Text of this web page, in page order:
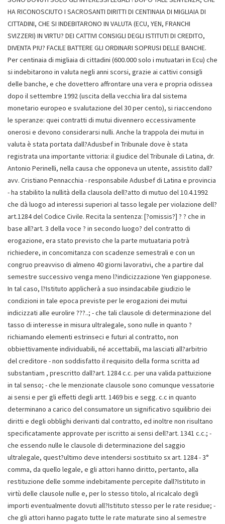
HA RICONOSCIUTO I SACROSANTI DIRITTI DI CENTINAIA DI MIGLIAIA DI
CITTADINI, CHE SI INDEBITARONO IN VALUTA (ECU, YEN, FRANCHI
SVIZZERI) IN VIRTU? DEI CATTIVI CONSIGLI DEGLI ISTITUTI DI CREDITO,
DIVENTA PIU? FACILE BATTERE GLI ORDINARI SOPRUSI DELLE BANCHE.
Per centinaia di migliaia di cittadini (600.000 solo i mutuatari in Ecu) che
si indebitarono in valuta negli anni scorsi, grazie ai cattivi consigli
delle banche, e che dovettero affrontare una vera e propria odissea
dopo il settembre 1992 (uscita della vecchia lira dal sistema
monetario europeo e svalutazione del 30 per cento), si riaccendono
le speranze: quei contratti di mutui divennero eccessivamente
onerosi e devono considerarsi nulli. Anche la trappola dei mutui in
valuta è stata portata dall?Adusbef in Tribunale dove è stata
registrata una importante vittoria: il giudice del Tribunale di Latina, dr.
Antonio Perinelli, nella causa che opponeva un utente, assistito dall?
avv. Cristiano Pennacchia - responsabile Adusbef di Latina e provincia
- ha stabilito la nullità della clausola dell?atto di mutuo del 10.4.1992
che dà luogo ad interessi superiori al tasso legale per violazione dell?
art.1284 del Codice Civile. Recita la sentenza: [?omissis?] ? ? che in
base all?art. 3 della voce ? in secondo luogo? del contratto di
erogazione, era stato previsto che la parte mutuataria potrà
richiedere, in concomitanza con scadenze semestrali e con un
congruo preavviso di almeno 40 giorni lavorativi, che a partire dal
semestre successivo venga meno l?indicizzazione Yen giapponese.
In tal caso, l?Istituto applicherà a suo insindacabile giudizio le
condizioni in tale epoca previste per le erogazioni dei mutui
indicizzati alle eurolire ???..; - che tali clausole di determinazione del
tasso di interesse in misura ultralegale, sono nulle in quanto ?
richiamando elementi estrinseci e futuri al contratto, non
obbiettivamente individuabili, né accettabili, ma lasciati all?arbitrio
del creditore - non soddisfatto il requisito della forma scritta ad
substantiam , prescritto dall?art. 1284 c.c. per una valida pattuizione
in tal senso; - che le menzionate clausole sono comunque vessatorie
ai sensi e per gli effetti degli artt. 1469 bis e segg. c.c in quanto
determinano a carico del consumatore un significativo squilibrio dei
diritti e degli obblighi derivanti dal contratto, ed inoltre non risultano
specificatamente approvate per iscritto ai sensi dell?art. 1341 c.c.; -
che essendo nulle le clausole di determinazione del saggio
ultralegale, quest?ultimo deve intendersi sostituito sx art. 1284 - 3°
comma, da quello legale, e gli attori hanno diritto, pertanto, alla
restituzione delle somme indebitamente percepite dall?Istituto in
virtù delle clausole nulle e, per lo stesso titolo, al ricalcalo degli
importi eventualmente dovuti all?Istituto stesso per le rate residue; -
che gli attori hanno pagato tutte le rate maturate sino al semestre